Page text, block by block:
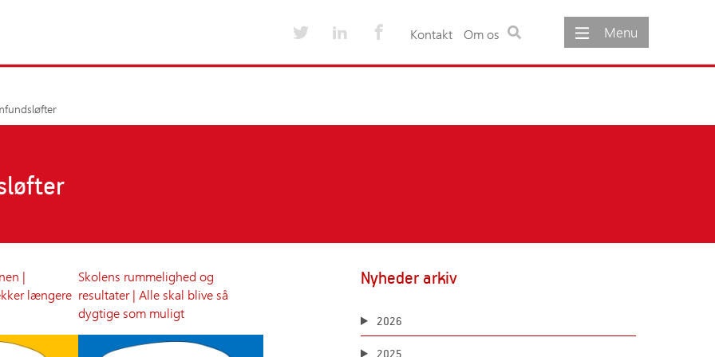
Kontakt Om os Menu
|
længere
Skolens rummelighed og
resultater | Alle skal blive så
dygtige som muligt
Nyheder arkiv
2026
2025